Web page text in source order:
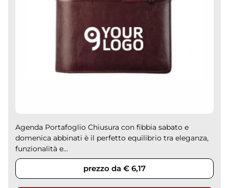
Agenda Portafoglio Chiusura con fibbia sabato e
domenica abbinati è il perfetto equilibrio tra eleganza,
funzionalità e...
prezzo da € 6,17